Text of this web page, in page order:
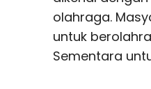
olahraga.
untuk
Sementara